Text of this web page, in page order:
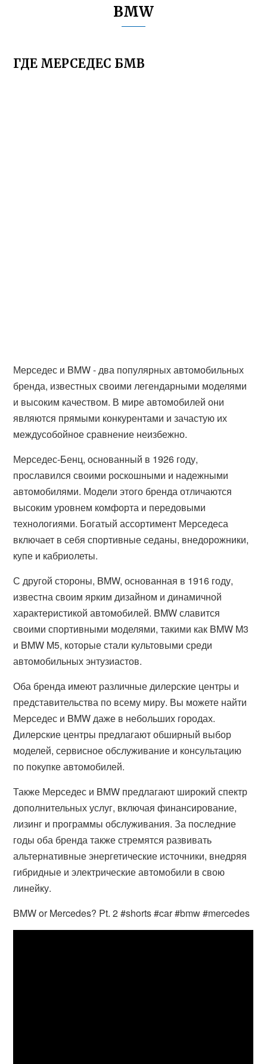
BMW
ГДЕ МЕРСЕДЕС БМВ
Мерседес и BMW - два популярных автомобильных
бренда, известных своими легендарными моделями
и высоким качеством. В мире автомобилей они
являются прямыми конкурентами и зачастую их
междусобойное сравнение неизбежно.
Мерседес-Бенц, основанный в 1926 году,
прославился своими роскошными и надежными
автомобилями. Модели этого бренда отличаются
высоким уровнем комфорта и передовыми
технологиями. Богатый ассортимент Мерседеса
включает в себя спортивные седаны, внедорожники,
купе и кабриолеты.
С другой стороны, BMW, основанная в 1916 году,
известна своим ярким дизайном и динамичной
характеристикой автомобилей. BMW славится
своими спортивными моделями, такими как BMW M3
и BMW M5, которые стали культовыми среди
автомобильных энтузиастов.
Оба бренда имеют различные дилерские центры и
представительства по всему миру. Вы можете найти
Мерседес и BMW даже в небольших городах.
Дилерские центры предлагают обширный выбор
моделей, сервисное обслуживание и консультацию
по покупке автомобилей.
Также Мерседес и BMW предлагают широкий спектр
дополнительных услуг, включая финансирование,
лизинг и программы обслуживания. За последние
годы оба бренда также стремятся развивать
альтернативные энергетические источники, внедряя
гибридные и электрические автомобили в свою
линейку.
BMW or Mercedes? Pt. 2 #shorts #car #bmw #mercedes